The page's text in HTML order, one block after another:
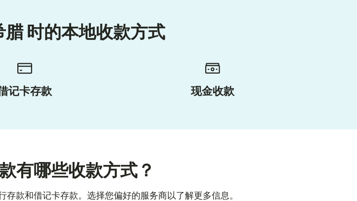
时的本地收款方式
记卡存款 现金收款
有哪些收款方式？
款和借记卡存款。选择您偏好的服务商以了解更多信息。